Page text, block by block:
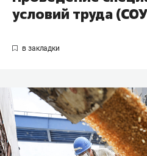
условий труда